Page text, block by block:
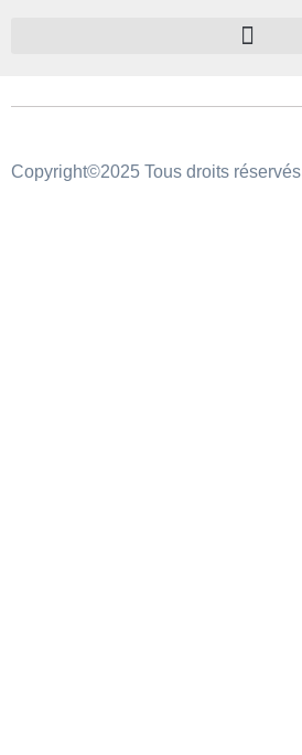
Copyright©2025 Tous droits réservés